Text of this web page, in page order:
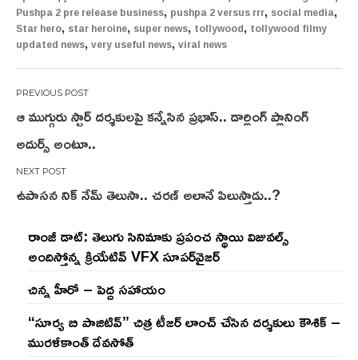
Pushpa 2 pre release business, pushpa 2 versus rrr, social media,
Star hero, star heroine, super news, tollywood, tollywood filmy
updated news, very useful news, viral news
Post
navigation
ఆ ముగ్గురు స్టార్ దర్శకులపై కన్నేసిన ప్రభాస్.. డార్లింగ్ ప్లానింగ్
అదుర్స్ అంటూ..
ఉపాసన నిక్ నేమ్ తెలుసా.. చరణ్ అలానే పిలుస్తాడు..?
రాంజీ డాట్: తెలుగు సినిమాకు ప్రపంచ స్థాయి విజువల్స్
అందిస్తోన్న క్రియేటివ్ VFX సూపర్‌వైజర్
చిన్న హీరో – పెద్ద సహాయం
“సూర్య బి పాజిటివ్” చిత్ర టీజర్ లాంచ్ చేసిన‌ దర్శకులు కౌశిక్ –
మురళీకాంత్ దేవసోత్